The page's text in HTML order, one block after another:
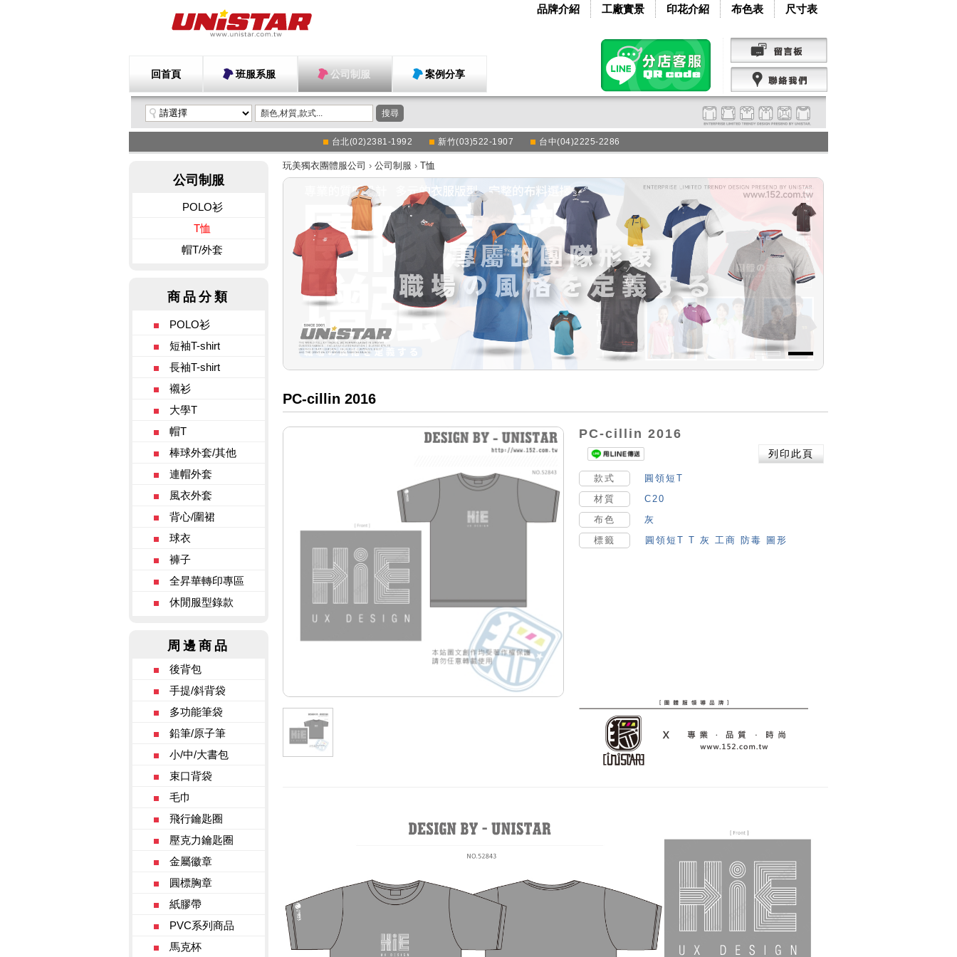
尺寸表
布色表
印花介紹
工廠實景
品牌介紹
回首頁 班服系服 公司制服 案例分享
搜尋
台北(02)2381-1992 新竹(03)522-1907 台中(04)2225-2286
公司制服
POLO衫
T恤
帽T/外套
POLO衫
短袖T-shirt
長袖T-shirt
襯衫
大學T
帽T
棒球外套/其他
連帽外套
風衣外套
背心/圍裙
球衣
褲子
全昇華轉印專區
休閒服型錄款
周邊商品
後背包
手提/斜背袋
多功能筆袋
鉛筆/原子筆
小/中/大書包
束口背袋
毛巾
飛行鑰匙圈
壓克力鑰匙圈
金屬徽章
圓標胸章
紙膠帶
PVC系列商品
馬克杯
玩美獨衣團體服公司 ›公司制服 ›T恤
PC-cillin 2016
PC-cillin 2016
列印此頁
款式
圓領短T
材質
C20
布色
灰
標籤
圓領短T T 灰 工商 防毒 圖形